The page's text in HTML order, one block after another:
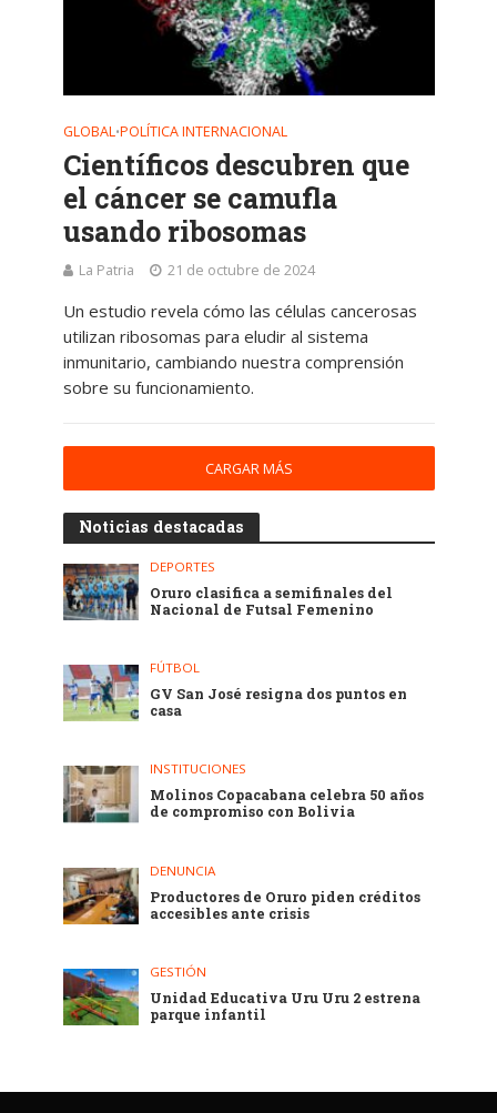
GLOBAL•POLÍTICA INTERNACIONAL
Científicos descubren que
el cáncer se camufla
usando ribosomas
La Patria 21 de octubre de 2024
Un estudio revela cómo las células cancerosas
utilizan ribosomas para eludir al sistema
inmunitario, cambiando nuestra comprensión
sobre su funcionamiento.
CARGAR MÁS
Noticias destacadas
DEPORTES
Oruro clasifica a semifinales del
Nacional de Futsal Femenino
FÚTBOL
GV San José resigna dos puntos en
casa
INSTITUCIONES
Molinos Copacabana celebra 50 años
de compromiso con Bolivia
DENUNCIA
Productores de Oruro piden créditos
accesibles ante crisis
GESTIÓN
Unidad Educativa Uru Uru 2 estrena
parque infantil